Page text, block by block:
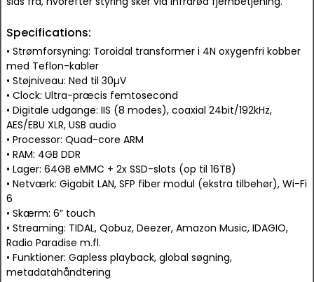
Specifications:
• Strømforsyning: Toroidal transformer i 4N oxygenfri kobber
med Teflon-kabler
• Støjniveau: Ned til 30µV
• Clock: Ultra-præcis femtosecond
• Digitale udgange: IIS (8 modes), coaxial 24bit/192kHz,
AES/EBU XLR, USB audio
• Processor: Quad-core ARM
• RAM: 4GB DDR
• Lager: 64GB eMMC + 2x SSD-slots (op til 16TB)
• Netværk: Gigabit LAN, SFP fiber modul (ekstra tilbehør), Wi-Fi
6
• Skærm: 6” touch
• Streaming: TIDAL, Qobuz, Deezer, Amazon Music, IDAGIO,
Radio Paradise m.fl.
• Funktioner: Gapless playback, global søgning,
metadatahåndtering